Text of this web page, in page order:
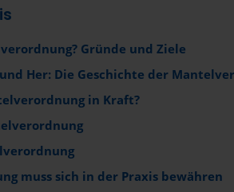
Gründe und Ziele
Her: Die Geschichte der
in Kraft?
muss sich in der Praxis bewähren